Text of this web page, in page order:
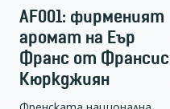
AF001: фирменият
аромат на Еър
Франс от Франсис
Кюркджиян